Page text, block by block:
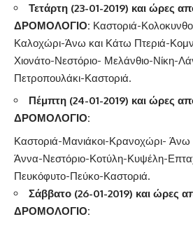
Τετάρτη (23-01-2019) και ώρες
ΔΡΟΜΟΛΟΓΙΟ: Καστοριά-
Καλοχώρι-Άνω και Κάτω Πτεριά-
Χιονάτο-Νεστόριο- Μελάνθιο-Νίκη-
Πετροπουλάκι-Καστοριά.
Πέμπτη (24-01-2019) και ώρες
ΔΡΟΜΟΛΟΓΙΟ:
Καστοριά-Μανιάκοι-Κρανοχώρι- Άνω
Άννα-Νεστόριο-Κοτύλη-Κυψέλη-
Πευκόφυτο-Πεύκο-Καστοριά.
Σάββατο (26-01-2019) και ώρες
ΔΡΟΜΟΛΟΓΙΟ: